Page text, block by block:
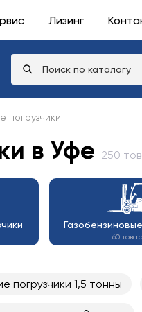
Лизинг
погрузчики
в Уфе 250
60
погрузчики 1,5 тонны